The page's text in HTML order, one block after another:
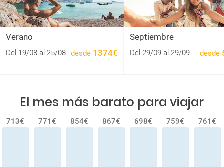
Verano
Del 19/08 al 25/08 desde 1374€
Septiembre
Del 29/09 al 29/09 desde
El mes más barato para viajar
713€ 771€ 854€ 867€ 698€ 759€ 761€